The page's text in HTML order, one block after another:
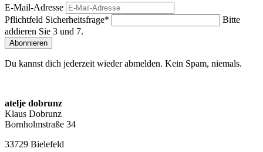
E-Mail-Adresse
Pflichtfeld Sicherheitsfrage*
Bitte
addieren Sie 3 und 7.
Abonnieren
Du kannst dich jederzeit wieder abmelden. Kein Spam, niemals.
atelje dobrunz
Klaus Dobrunz
Bornholmstraße 34
33729 Bielefeld